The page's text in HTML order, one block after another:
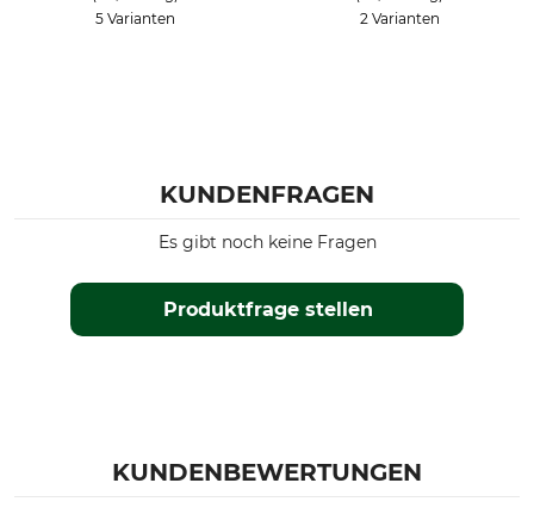
5 Varianten
2 Varianten
KUNDENFRAGEN
Produktfrage stellen
Es gibt noch keine Fragen
KUNDENBEWERTUNGEN